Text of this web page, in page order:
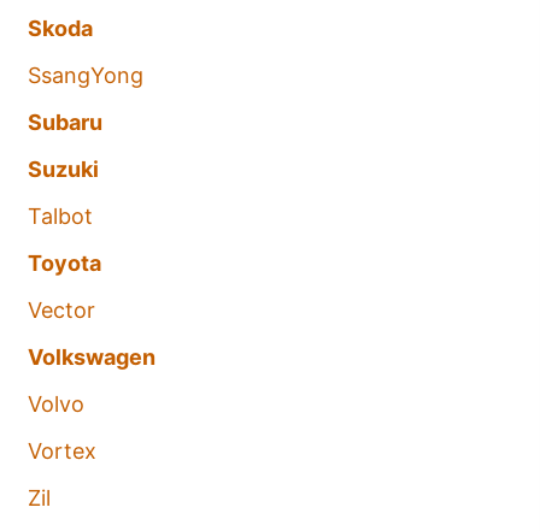
Skoda
SsangYong
Subaru
Suzuki
Talbot
Toyota
Vector
Volkswagen
Volvo
Vortex
Zil